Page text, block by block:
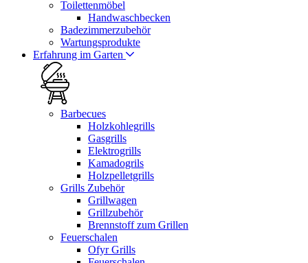
Toilettenmöbel
Handwaschbecken
Badezimmerzubehör
Wartungsprodukte
Erfahrung im Garten
Barbecues
Holzkohlegrills
Gasgrills
Elektrogrills
Kamadogrils
Holzpelletgrills
Grills Zubehör
Grillwagen
Grillzubehör
Brennstoff zum Grillen
Feuerschalen
Ofyr Grills